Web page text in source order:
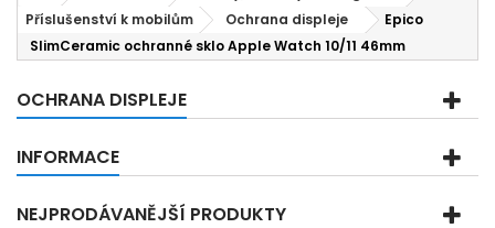
Příslušenství k mobilům
Ochrana displeje
Epico
SlimCeramic ochranné sklo Apple Watch 10/11 46mm
OCHRANA DISPLEJE
INFORMACE
NEJPRODÁVANĚJŠÍ PRODUKTY